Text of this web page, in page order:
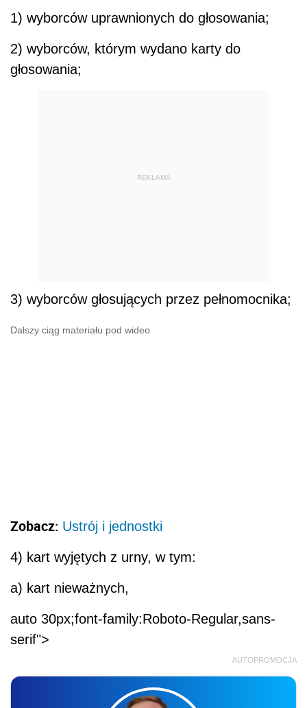
1) wyborców uprawnionych do głosowania;
2) wyborców, którym wydano karty do
głosowania;
REKLAMA
3) wyborców głosujących przez pełnomocnika;
Dalszy ciąg materiału pod wideo
Zobacz: Ustrój i jednostki
4) kart wyjętych z urny, w tym:
a) kart nieważnych,
auto 30px;font-family:Roboto-Regular,sans-
serif">
AUTOPROMOCJA